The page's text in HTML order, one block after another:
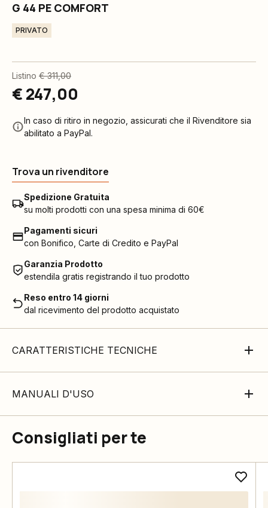
G 44 PE COMFORT
PRIVATO
Listino € 311,00
€ 247,00
In caso di ritiro in negozio, assicurati che il Rivenditore sia
abilitato a PayPal.
Trova un rivenditore
Spedizione Gratuita
su molti prodotti con una spesa minima di 60€
Pagamenti sicuri
con Bonifico, Carte di Credito e PayPal
Garanzia Prodotto
estendila gratis registrando il tuo prodotto
Reso entro 14 giorni
dal ricevimento del prodotto acquistato
CARATTERISTICHE TECNICHE
MANUALI D'USO
Consigliati per te